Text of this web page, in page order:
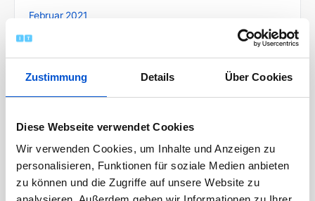
Zustimmung Details Über Cookies
Diese Webseite verwendet Cookies
Wir verwenden Cookies, um Inhalte und Anzeigen zu
personalisieren, Funktionen für soziale Medien anbieten
zu können und die Zugriffe auf unsere Website zu
Februar 2021
Januar 2021
Dezember 2020
November 2020
September 2020
August 2020
Juli 2020
Juni 2020